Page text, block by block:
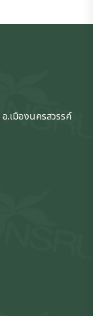
อ.เมืองนครสวรรค์